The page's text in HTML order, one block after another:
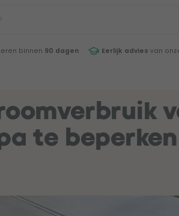
binnen 90 dagen Eerlijk advies van
te beperken